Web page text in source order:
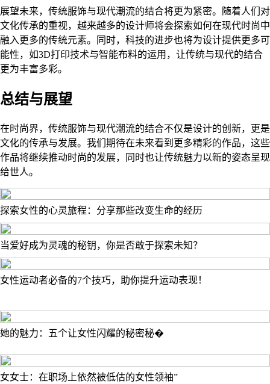
展望未来，传统服饰与现代潮流的结合将更为紧密。随着人们对
文化传承的重视，越来越多的设计师将会探索如何在现代时尚中
融入更多的传统元素。同时，科技的进步也将为设计提供更多可
能性，如3D打印技术与智能布料的运用，让传统与现代的结合
更为丰富多彩。
总结与展望
在时尚界，传统服饰与现代潮流的结合不仅是设计的创新，更是
文化的传承与发展。我们期待在未来看到更多精彩的作品，这些
作品将继续推动时尚的发展，同时也让传统魅力以新的姿态呈现
给世人。
探索女性的心灵旅程：分享那些改变生命的经历
当爱好成为灵魂的秘钥，你是否敢于探索未知？
女性运动者必备的7个技巧，助你提升运动表现！
她的魅力：五个让女性闪耀的秘密秘�
女女士：在职场上依然被低估的女性领袖”